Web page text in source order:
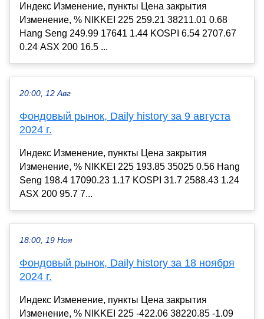
Индекс Изменение, пункты Цена закрытия
Изменение, % NIKKEI 225 259.21 38211.01 0.68
Hang Seng 249.99 17641 1.44 KOSPI 6.54 2707.67
0.24 ASX 200 16.5 ...
20:00, 12 Авг
Фондовый рынок, Daily history за 9 августа
2024 г.
Индекс Изменение, пункты Цена закрытия
Изменение, % NIKKEI 225 193.85 35025 0.56 Hang
Seng 198.4 17090.23 1.17 KOSPI 31.7 2588.43 1.24
ASX 200 95.7 7...
18:00, 19 Ноя
Фондовый рынок, Daily history за 18 ноября
2024 г.
Индекс Изменение, пункты Цена закрытия
Изменение, % NIKKEI 225 -422.06 38220.85 -1.09